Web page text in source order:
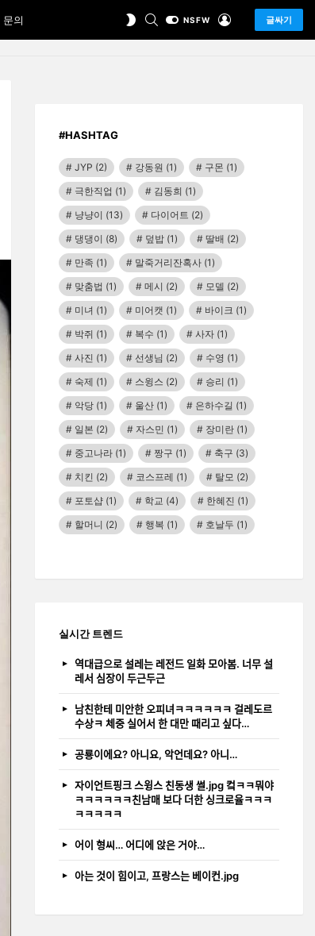
문의
SWITCHSEARCHNSFW 글싸기
#HASHTAG
JYP (2) 강동원 (1) 구몬 (1)
극한직업 (1) 김동희 (1)
냥냥이 (13) 다이어트 (2)
댕댕이 (8) 덮밥 (1) 딸배 (2)
만족 (1) 말죽거리잔혹사 (1)
맞춤법 (1) 메시 (2) 모델 (2)
미녀 (1) 미어캣 (1) 바이크 (1)
박쥐 (1) 복수 (1) 사자 (1)
사진 (1) 선생님 (2) 수영 (1)
숙제 (1) 스윙스 (2) 승리 (1)
악당 (1) 울산 (1) 은하수길 (1)
일본 (2) 자스민 (1) 장미란 (1)
중고나라 (1) 짱구 (1) 축구 (3)
치킨 (2) 코스프레 (1) 탈모 (2)
포토샵 (1) 학교 (4) 한혜진 (1)
할머니 (2) 행복 (1) 호날두 (1)
실시간 트렌드
역대급으로 설레는 레전드 일화 모아봄. 너무 설
레서 심장이 두근두근
남친한테 미안한 오피녀ㅋㅋㅋㅋㅋㅋ 걸레도르
수상ㅋ 체중 실어서 한 대만 때리고 싶다…
공룡이에요? 아니요, 악언데요? 아니…
자이언트핑크 스윙스 친동생 썰.jpg 컼ㅋㅋ뭐야
ㅋㅋㅋㅋㅋㅋ친남매 보다 더한 싱크로율ㅋㅋㅋ
ㅋㅋㅋㅋㅋ
어이 형씨… 어디에 앉은 거야…
아는 것이 힘이고, 프랑스는 베이컨.jpg